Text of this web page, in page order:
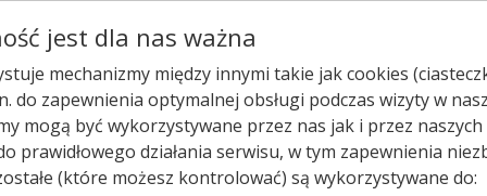
Wpisz nazwę leku
jest dla nas ważna
mechanizmy między innymi takie jak cookies
do zapewnienia optymalnej obsługi podczas wizyty w
mogą być wykorzystywane przez nas jak i przez
prawidłowego działania serwisu, w tym zapewnienia
(które możesz kontrolować) są wykorzystywane do: